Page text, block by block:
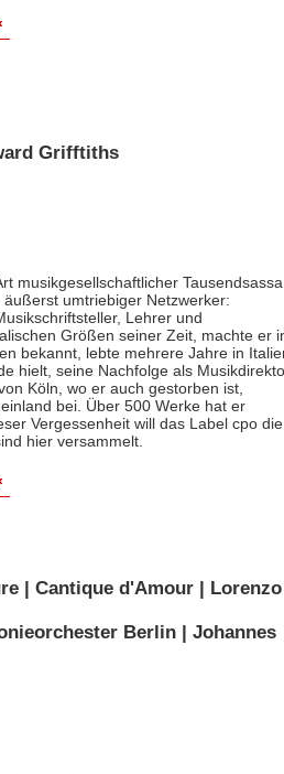
Grifftiths
musikgesellschaftlicher Tausendsassa
umtriebiger Netzwerker:
Lehrer und
Größen seiner Zeit, machte er
bekannt, lebte mehrere Jahre in
hielt, seine Nachfolge als
Köln, wo er auch gestorben ist,
bei. Über 500 Werke hat er
Vergessenheit will das Label cpo die
hier versammelt.
| Cantique d'Amour |
Berlin | Johannes